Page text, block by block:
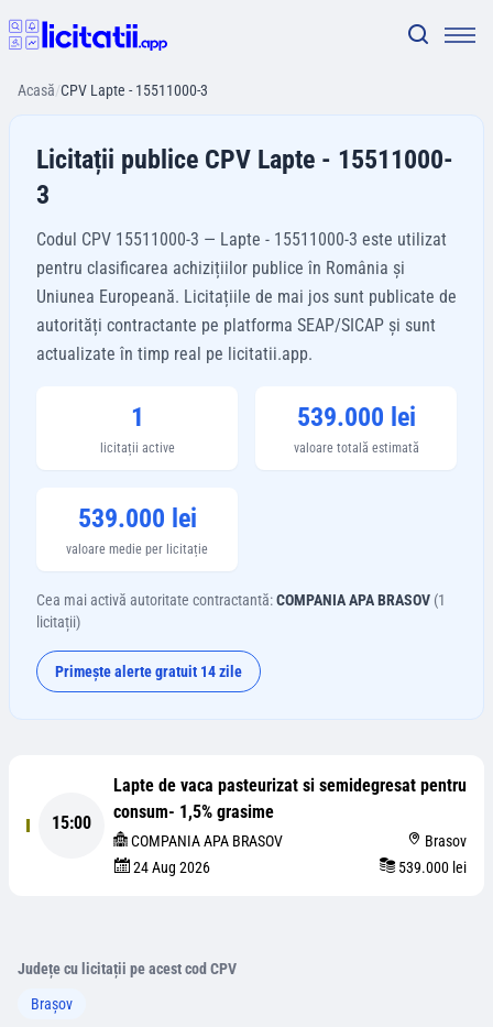
Acasă/CPV Lapte - 15511000-3
Licitații publice CPV Lapte - 15511000-
3
Codul CPV 15511000-3 — Lapte - 15511000-3 este utilizat
pentru clasificarea achizițiilor publice în România și
Uniunea Europeană. Licitațiile de mai jos sunt publicate de
autorități contractante pe platforma SEAP/SICAP și sunt
actualizate în timp real pe licitatii.app.
1
licitații active
539.000 lei
valoare totală estimată
539.000 lei
valoare medie per licitație
Cea mai activă autoritate contractantă:COMPANIA APA BRASOV (1
licitații)
Primește alerte gratuit 14 zile
15:00
Lapte de vaca pasteurizat si semidegresat pentru
consum- 1,5% grasime
COMPANIA APA BRASOV
Brasov
24 Aug 2026
539.000 lei
Județe cu licitații pe acest cod CPV
Brașov